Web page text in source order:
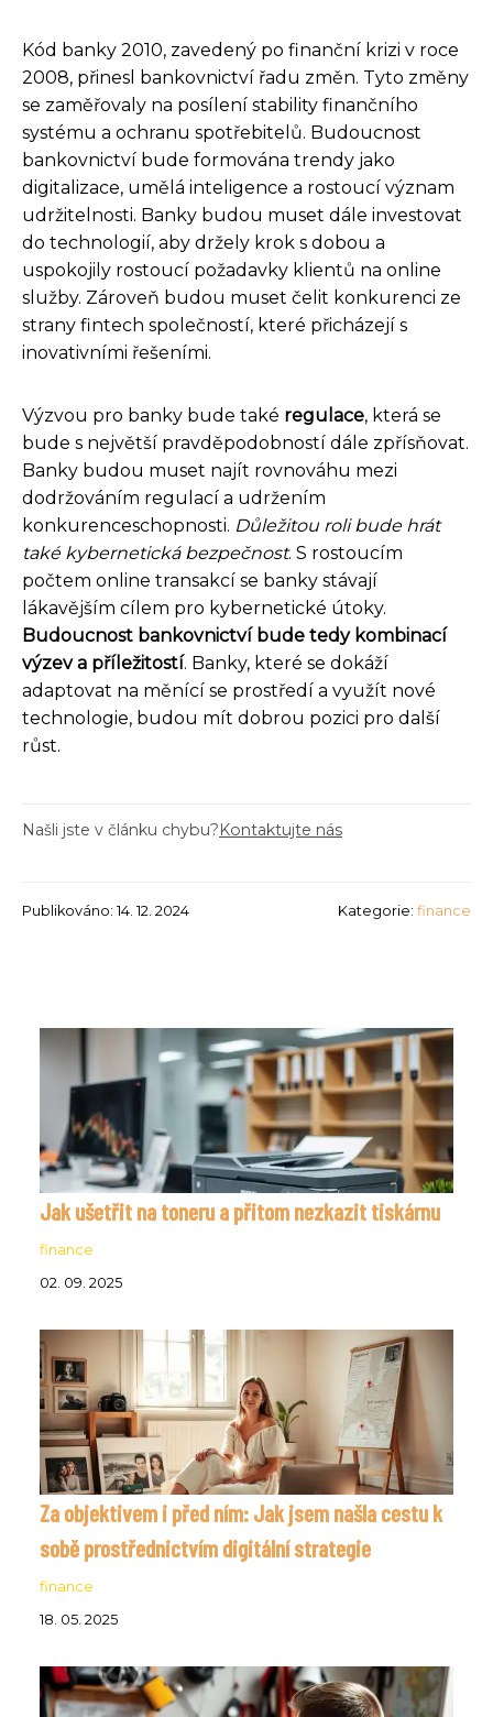
Kód banky 2010, zavedený po finanční krizi v roce
2008, přinesl bankovnictví řadu změn. Tyto změny
se zaměřovaly na posílení stability finančního
systému a ochranu spotřebitelů. Budoucnost
bankovnictví bude formována trendy jako
digitalizace, umělá inteligence a rostoucí význam
udržitelnosti. Banky budou muset dále investovat
do technologií, aby držely krok s dobou a
uspokojily rostoucí požadavky klientů na online
služby. Zároveň budou muset čelit konkurenci ze
strany fintech společností, které přicházejí s
inovativními řešeními.
Výzvou pro banky bude také regulace, která se
bude s největší pravděpodobností dále zpřísňovat.
Banky budou muset najít rovnováhu mezi
dodržováním regulací a udržením
konkurenceschopnosti. Důležitou roli bude hrát
také kybernetická bezpečnost. S rostoucím
počtem online transakcí se banky stávají
lákavějším cílem pro kybernetické útoky.
Budoucnost bankovnictví bude tedy kombinací
výzev a příležitostí. Banky, které se dokáží
adaptovat na měnící se prostředí a využít nové
technologie, budou mít dobrou pozici pro další
růst.
Našli jste v článku chybu?Kontaktujte nás
Publikováno: 14. 12. 2024 Kategorie: finance
Jak ušetřit na toneru a přitom nezkazit tiskárnu
finance
02. 09. 2025
Za objektivem i před ním: Jak jsem našla cestu k
sobě prostřednictvím digitální strategie
finance
18. 05. 2025